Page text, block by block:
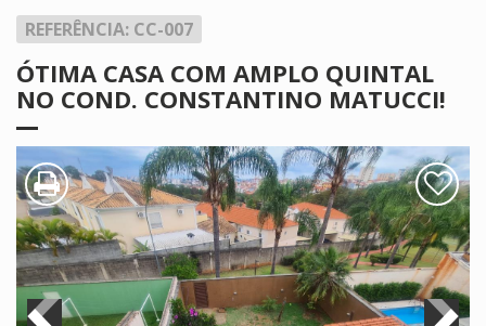
REFERÊNCIA: CC-007
ÓTIMA CASA COM AMPLO QUINTAL
NO COND. CONSTANTINO MATUCCI!